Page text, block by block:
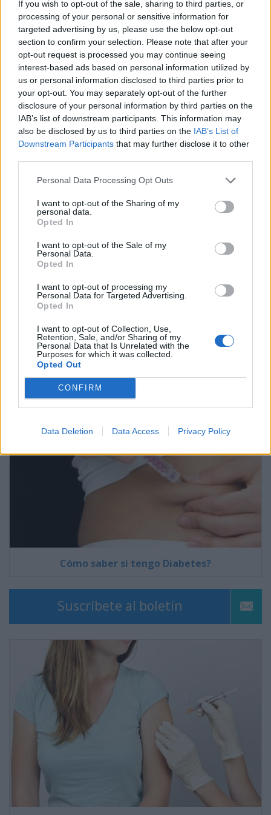
If you wish to opt-out of the sale, sharing to third parties, or
processing of your personal or sensitive information for
targeted advertising by us, please use the below opt-out
section to confirm your selection. Please note that after your
opt-out request is processed you may continue seeing
interest-based ads based on personal information utilized by
us or personal information disclosed to third parties prior to
your opt-out. You may separately opt-out of the further
disclosure of your personal information by third parties on the
IAB’s list of downstream participants. This information may
also be disclosed by us to third parties on the IAB’s List of
Downstream Participants that may further disclose it to other
Personal Data Processing Opt Outs
I want to opt-out of the Sharing of my
personal data.
Opted In
I want to opt-out of the Sale of my
Personal Data.
Opted In
I want to opt-out of processing my
Personal Data for Targeted Advertising.
Opted In
I want to opt-out of Collection, Use,
Retention, Sale, and/or Sharing of my
Personal Data that Is Unrelated with the
Purposes for which it was collected.
Opted Out
CONFIRM
Data Deletion Data Access Privacy Policy
Debido a que la mayoría de los casos son causadas por
virus que pasan por la excreta, la persona
diagnosticada con meningitis viral debe asegurarse de
lavarse las manos después de usar el sanitario.
Siempre lávese las manos después de cambiar pañales.
Artículos
relacionados:
Meningitis Viral
Meningitis
contra el Meningococo
Meningococcal
Disease
Meningococcal Vaccines
Meningococcal Vaccines, What you need to
know?
Autor:Dr. Carlos Muñoz Retana
â€‹Actualizado: 24 de Agosto, 2018
Cómo saber si tengo Diabetes?
Suscríbete al boletín